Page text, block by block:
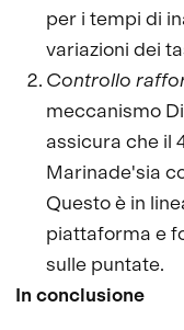
per i tempi di
variazioni dei
Controllo
meccanismo
assicura che il
Marinade'sia
Questo è in
piattaforma e
sulle puntate.
In conclusione